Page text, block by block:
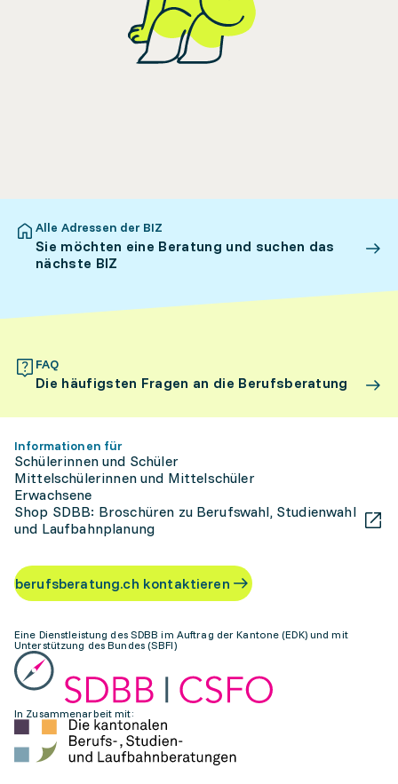
Alle Adressen der BIZ
Sie möchten eine Beratung und suchen das
nächste BIZ
FAQ
Die häufigsten Fragen an die Berufsberatung
Informationen für
Schülerinnen und Schüler
Mittelschülerinnen und Mittelschüler
Erwachsene
Shop SDBB: Broschüren zu Berufswahl, Studienwahl
und Laufbahnplanung
berufsberatung.ch kontaktieren
Eine Dienstleistung des SDBB im Auftrag der Kantone (EDK) und mit
Unterstützung des Bundes (SBFI)
In Zusammenarbeit mit: